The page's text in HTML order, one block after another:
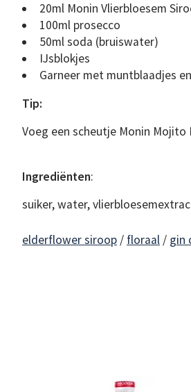
20ml Monin Vlierbloesem
100ml prosecco
50ml soda (bruiswater)
IJsblokjes
Garneer met muntblaadjes
Tip:
Voeg een scheutje Monin
Ingrediënten:
suiker, water,
elderflower siroop / floraal / gin
Items van productcarrousel